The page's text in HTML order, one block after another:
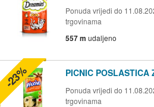
Ponuda vrijedi do
trgovinama
557 m udaljeno
PICNIC
Ponuda vrijedi do
trgovinama
-23%